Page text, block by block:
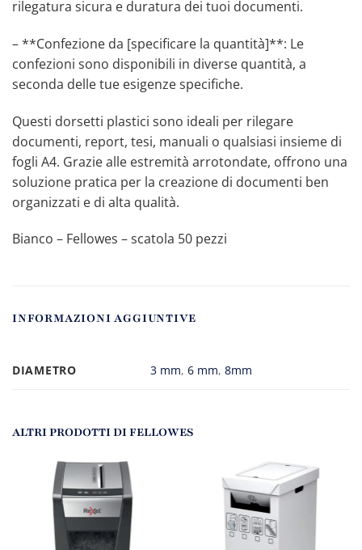
rilegatura sicura e duratura dei tuoi documenti.
– **Confezione da [specificare la quantità]**: Le
confezioni sono disponibili in diverse quantità, a
seconda delle tue esigenze specifiche.
Questi dorsetti plastici sono ideali per rilegare
documenti, report, tesi, manuali o qualsiasi insieme di
fogli A4. Grazie alle estremità arrotondate, offrono una
soluzione pratica per la creazione di documenti ben
organizzati e di alta qualità.
Bianco – Fellowes – scatola 50 pezzi
INFORMAZIONI AGGIUNTIVE
DIAMETRO 3 mm,6 mm,8mm
ALTRI PRODOTTI DI FELLOWES